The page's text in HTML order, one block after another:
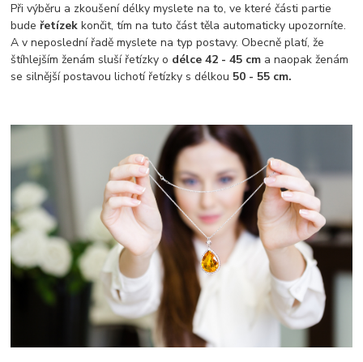
Při výběru a zkoušení délky myslete na to, ve které části partie
bude řetízekkončit, tím na tuto část těla automaticky upozorníte.
A v neposlední řadě myslete na typ postavy. Obecně platí, že
štíhlejším ženám sluší řetízky o délce 42 - 45 cm a naopak ženám
se silnější postavou lichotí řetízky s délkou 50 - 55 cm.